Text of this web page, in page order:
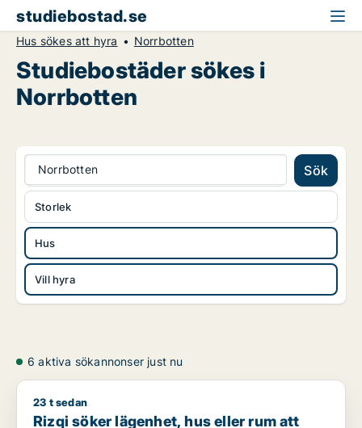
studiebostad.se
Hus sökes att hyra Norrbotten
Studiebostäder sökes i
Norrbotten
Norrbotten Sök
Hus
Vill hyra
Storlek
6 aktiva sökannonser just nu
Rizqi söker lägenhet, hus eller rum att hyra i Luleå
23 t sedan
Rizqi söker lägenhet, hus eller rum att